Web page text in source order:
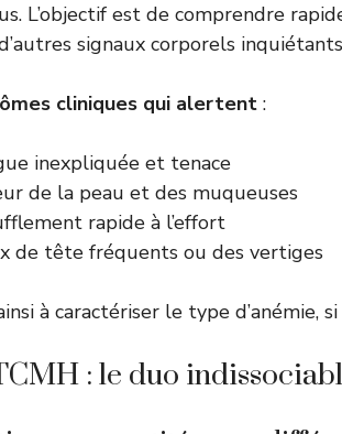
L’objectif est de comprendre
signaux corporels
cliniques qui alertent :
inexpliquée et tenace
de la peau et des muqueuses
rapide à l’effort
de tête fréquents ou des vertiges
à caractériser le type d’anémie,
: le duo